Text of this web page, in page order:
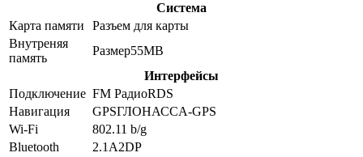
Система
Карта памяти
Разъем для карты
Внутреняя
память
Размер55MB
Интерфейсы
Подключение FM РадиоRDS
Навигация
GPSГЛОНАССA-GPS
Wi-Fi
802.11 b/g
Bluetooth
2.1A2DP